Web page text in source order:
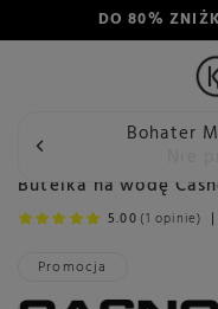
DO 80%
Bohater
Wstecz Konesso
Promocja
Butelka na wodę
5.00 (1 opinie)